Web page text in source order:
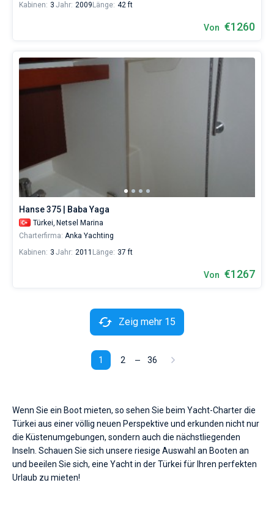
Kabinen: 3 Jahr: 2009 Länge: 42 ft
Von €1260
Hanse 375 | Baba Yaga
Türkei, Netsel Marina
Charterfirma: Anka Yachting
Kabinen: 3 Jahr: 2011 Länge: 37 ft
Von €1267
1 2 36
Zeig mehr 15
Wenn Sie ein Boot mieten, so sehen Sie beim Yacht-Charter die
Türkei aus einer völlig neuen Perspektive und erkunden nicht nur
die Küstenumgebungen, sondern auch die nächstliegenden
Inseln. Schauen Sie sich unsere riesige Auswahl an Booten an
und beeilen Sie sich, eine Yacht in der Türkei für Ihren perfekten
Urlaub zu mieten!